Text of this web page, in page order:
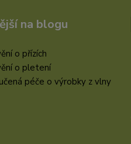
na blogu
o přízích
o pletení
péče o výrobky z vlny